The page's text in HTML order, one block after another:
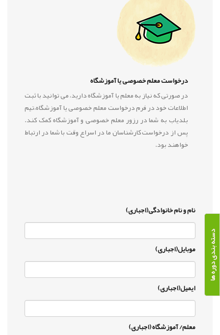
دسته بندی دوره ها
درخواست معلم خصوصی یا آموزشگاه
در صورتی که نیاز به معلم یا آموزشگاه دارید، می توانید با ثبت
اطلاعات خود در فرم درخواست معلم خصوصی یا آموزشگاه،تیم
بلدیاب به شما در رزور معلم خصوصی و آموزشگاه کمک کند.
پس از درخواست کارشناسان ما در اسراع وقت با شما در ارتباط
خواهند بود.
نام و نام خانوادگی(اجباری)
موبایل(اجباری)
ایمیل(اجباری)
معلم/ آموزشگاه (اجباری)